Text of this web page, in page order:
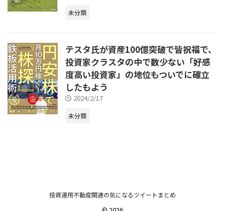
未分類
テスタ氏が資産100億突破で皆祝福で、
投資家クラスタの中で数少ない「好感
度高い投資家」の地位もついでに確立
したもよう
2024/2/17
未分類
投資運用不動産関連の気になるツイートまとめ